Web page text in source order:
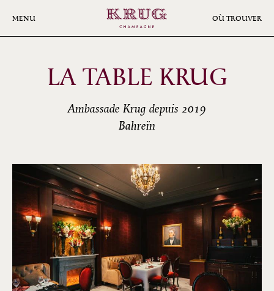
MENU OÙ TROUVER
LA TABLE KRUG
Ambassade Krug depuis 2019
Bahreïn